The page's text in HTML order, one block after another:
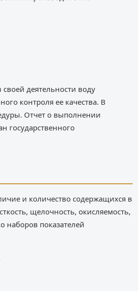
деятельности воду
контроля ее качества. В
Отчет о выполнении
государственного
и количество содержащихся в
щелочность, окисляемость,
наборов показателей